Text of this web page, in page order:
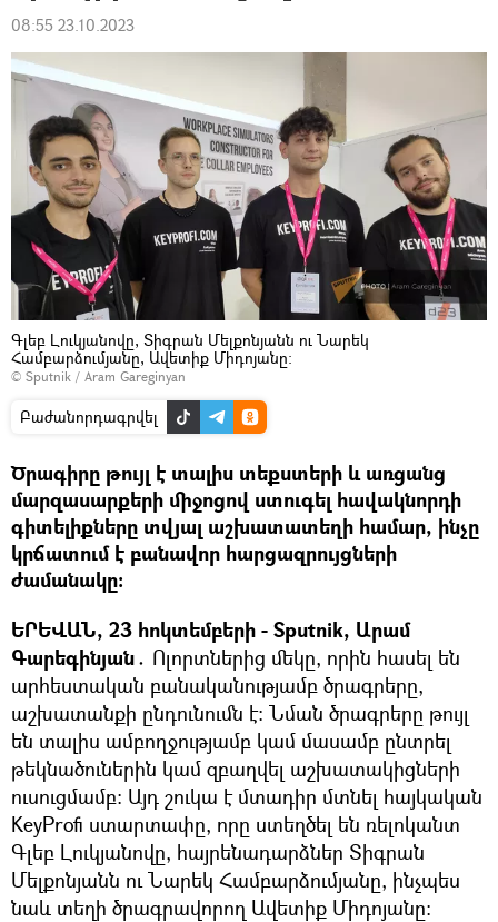
08:55 23.10.2023
Գլեբ Լուկյանովը, Տիգրան Մելքոնյանն ու Նարեկ
Համբարձումյանը, Ավետիք Միդոյանը։
© Sputnik / Aram Gareginyan
Բաժանորդագրվել
Ծրագիրը թույլ է տալիս տեքստերի և առցանց
մարզասարքերի միջոցով ստուգել հավակնորդի
գիտելիքները տվյալ աշխատատեղի համար, ինչը
կրճատում է բանավոր հարցազրույցների
ժամանակը։
ԵՐԵՎԱՆ, 23 հոկտեմբերի - Sputnik, Արամ
Գարեգինյան․ Ոլորտներից մեկը, որին հասել են
արհեստական բանականությամբ ծրագրերը,
աշխատանքի ընդունումն է։ Նման ծրագրերը թույլ
են տալիս ամբողջությամբ կամ մասամբ ընտրել
թեկնածուներին կամ զբաղվել աշխատակիցների
ուսուցմամբ։ Այդ շուկա է մտադիր մտնել հայկական
KeyProfi ստարտափը, որը ստեղծել են ռելոկանտ
Գլեբ Լուկյանովը, հայրենադարձներ Տիգրան
Մելքոնյանն ու Նարեկ Համբարձումյանը, ինչպես
նաև տեղի ծրագրավորող Ավետիք Միդոյանը։